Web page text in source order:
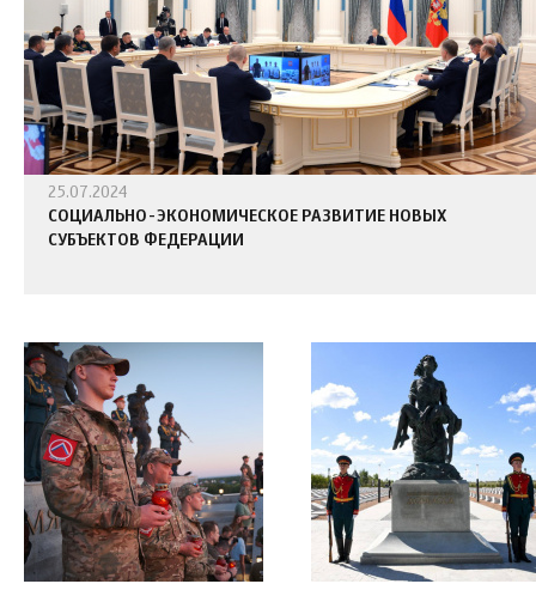
25.07.2024
СОЦИАЛЬНО-ЭКОНОМИЧЕСКОЕ РАЗВИТИЕ НОВЫХ
СУБЪЕКТОВ ФЕДЕРАЦИИ